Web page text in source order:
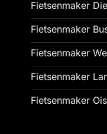
Fietsenmaker
Fietsenmaker
Fietsenmaker
Fietsenmaker
Fietsenmaker